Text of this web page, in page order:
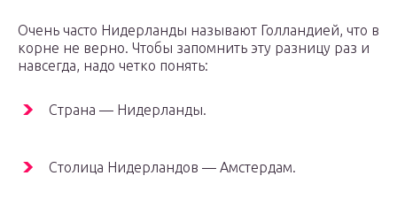
Очень часто Нидерланды называют Голландией, что в
корне не верно. Чтобы запомнить эту разницу раз и
навсегда, надо четко понять:
Страна — Нидерланды.
Столица Нидерландов — Амстердам.